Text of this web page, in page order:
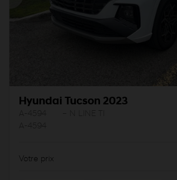
Précédent
Hyundai Tucson 2023
Votre prix